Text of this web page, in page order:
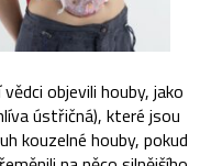
objevili houby, jako
ústřičná), které jsou
kouzelné houby, pokud